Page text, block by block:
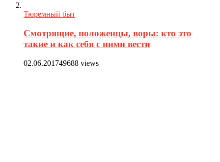
Тюремный быт
Смотрящие, положенцы, воры: кто это
такие и как себя с ними вести
02.06.201749688 views